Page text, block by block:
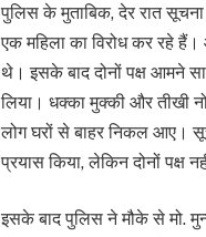
पुलिस के मुताबिक, देर रात
एक महिला का विरोध कर रहे हैं।
थे। इसके बाद दोनों पक्ष आमने
लिया। धक्का मुक्की और तीखी
लोग घरों से बाहर निकल आए।
प्रयास किया, लेकिन दोनों पक्ष
इसके बाद पुलिस ने मौके से मो.